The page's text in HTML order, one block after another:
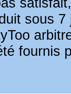
sous 7
fournis